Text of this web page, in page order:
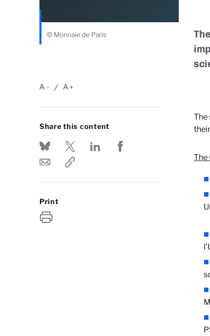
© Monnaie de Paris
-
A +
A
Share this content
Print
The
The